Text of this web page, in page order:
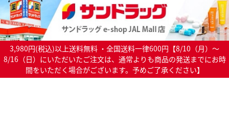
3,980円(税込)以上送料無料 ・全国送料一律600円【8/10（月）～
8/16（日）にいただいたご注文は、通常よりも商品の発送までにお時
間をいただく場合がございます。予めご了承ください】